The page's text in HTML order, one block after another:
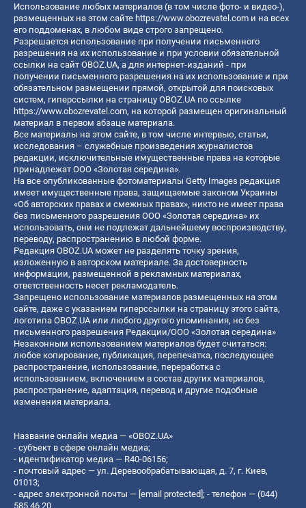
Использование любых материалов (в том числе фото- и видео-),
размещенных на этом сайте https://www.obozrevatel.com и на всех
его поддоменах, в любом виде строго запрещено.
Разрешается использование при получении письменного
разрешения на их использование и при условии обязательной
ссылки на сайт OBOZ.UA, а для интернет-изданий - при
получении письменного разрешения на их использование и при
обязательном размещении прямой, открытой для поисковых
систем, гиперссылки на страницу OBOZ.UA по ссылке
https://www.obozrevatel.com, на которой размещен оригинальный
материал в первом абзаце материала.
Все материалы на этом сайте, в том числе интервью, статьи,
исследования – служебные произведения журналистов
редакции, исключительные имущественные права на которые
принадлежат ООО «Золотая середина».
На все опубликованные фотоматериалы Getty Images редакция
имеет имущественные права, защищаемые законом Украины
«Об авторских правах и смежных правах», никто не имеет права
без письменного разрешения ООО «Золотая середина» их
использовать, они не подлежат дальнейшему воспроизводству,
переводу, распространению в любой форме.
Редакция OBOZ.UA может не разделять точку зрения,
изложенную в авторском материале. За достоверность
информации, размещенной в рекламных материалах,
ответственность несет рекламодатель.
Запрещено использование материалов размещенных на этом
сайте, даже с указанием гиперссылки на страницу этого сайта,
логотипа OBOZ.UA или любого другого упоминания, но без
письменного разрешения Редакции/ООО «Золотая середина»
Незаконным использованием материалов будет считаться:
любое копирование, публикация, перепечатка, последующее
распространение, использование, переработка с
использованием, включением в состав других материалов,
распространение, адаптация, перевод и другие подобные
изменения материала.
Название онлайн медиа — «OBOZ.UA»
- субъект в сфере онлайн медиа;
- идентификатор медиа — R40-06156;
- почтовый адрес — ул. Деревообрабатывающая, д. 7, г. Киев,
01013;
- адрес электронной почты — [email protected]; - телефон — (044)
585 46 20